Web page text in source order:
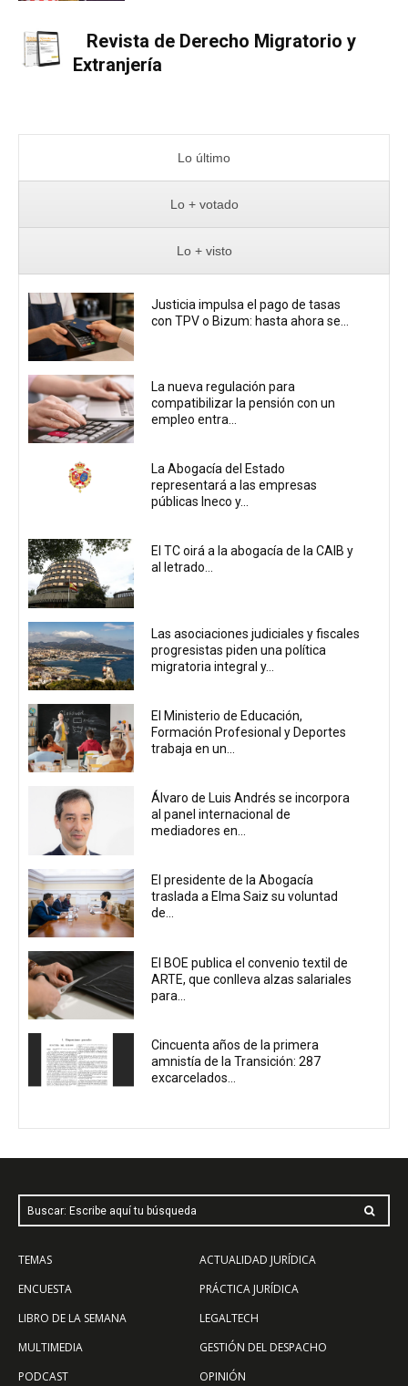
Revista de Derecho Migratorio y
Extranjería
Lo último
Lo + votado
Lo + visto
Justicia impulsa el pago de tasas
con TPV o Bizum: hasta ahora se...
La nueva regulación para
compatibilizar la pensión con un
empleo entra...
La Abogacía del Estado
representará a las empresas
públicas Ineco y...
El TC oirá a la abogacía de la CAIB y
al letrado...
Las asociaciones judiciales y fiscales
progresistas piden una política
migratoria integral y...
El Ministerio de Educación,
Formación Profesional y Deportes
trabaja en un...
Álvaro de Luis Andrés se incorpora
al panel internacional de
mediadores en...
El presidente de la Abogacía
traslada a Elma Saiz su voluntad
de...
El BOE publica el convenio textil de
ARTE, que conlleva alzas salariales
para...
Cincuenta años de la primera
amnistía de la Transición: 287
excarcelados...
Buscar: Escribe aquí tu búsqueda
TEMAS
ENCUESTA
LIBRO DE LA SEMANA
MULTIMEDIA
PODCAST
ACTUALIDAD JURÍDICA
PRÁCTICA JURÍDICA
LEGALTECH
GESTIÓN DEL DESPACHO
OPINIÓN